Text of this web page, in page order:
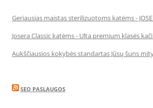
Geriausias maistas sterilizuotoms katėms -
Josera Classic katėms - Ulta premium klasės
Aukščiausios kokybės standartas Jūsų šuns
SEO PASLAUGOS